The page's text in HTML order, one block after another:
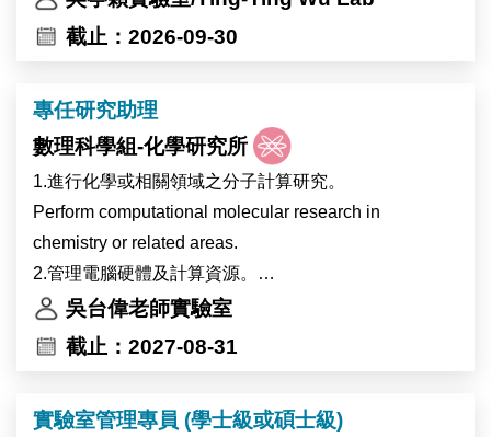
像、高效能運算及多體學分析等先進核心設施，提供完
錄取者將參與植物與環境交互作用相關研究，主要以地
錢（Marchantia）、阿拉伯芥（Arabidopsis）及可能包
含大豆等植物為研究材料，探討植物在熱逆境及全球暖
化相關環境變化下的生理與分子反應，以及高海拔作物
生理時鐘受環境變化影響的調控機制。主要工作內容包
括分子選殖、蛋白質表現分析及突變株篩選。
本研究計畫將與比利時 Ive De Smet 博士及 Devang
Mehta 博士的研究團隊合作進行。
The laboratory of Dr. Ting-Ying Wu at the Institute of
invites applications for a full-time Research Assistant
截止：2026-09-30
專任研究助理
數理科學組-化學研究所
1.進行化學或相關領域之分子計算研究。
Perform computational molecular research in
chemistry or related areas.
2.管理電腦硬體及計算資源。
Management computer hardware and scientific
software.
and papers.
吳台偉老師實驗室
截止：2027-08-31
實驗室管理專員 (學士級或碩士級)